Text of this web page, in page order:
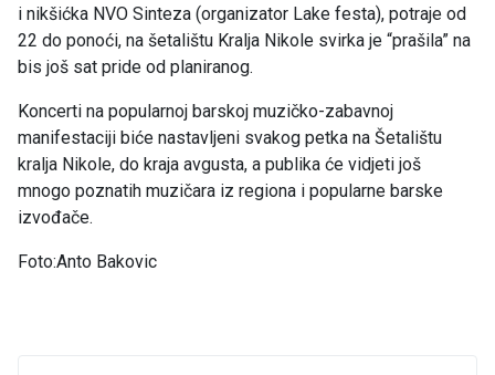
i nikšićka NVO Sinteza (organizator Lake festa), potraje od
22 do ponoći, na šetalištu Kralja Nikole svirka je “prašila” na
bis još sat pride od planiranog.
Koncerti na popularnoj barskoj muzičko-zabavnoj
manifestaciji biće nastavljeni svakog petka na Šetalištu
kralja Nikole, do kraja avgusta, a publika će vidjeti još
mnogo poznatih muzičara iz regiona i popularne barske
izvođače.
Foto:Anto Bakovic